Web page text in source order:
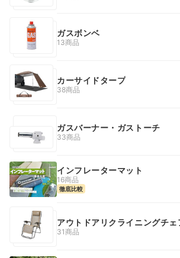
ガスボンベ
13商品
カーサイドタープ
38商品
ガスバーナー・ガストーチ
33商品
インフレーターマット
16商品
徹底比較
アウトドアリクライニングチェ
31商品